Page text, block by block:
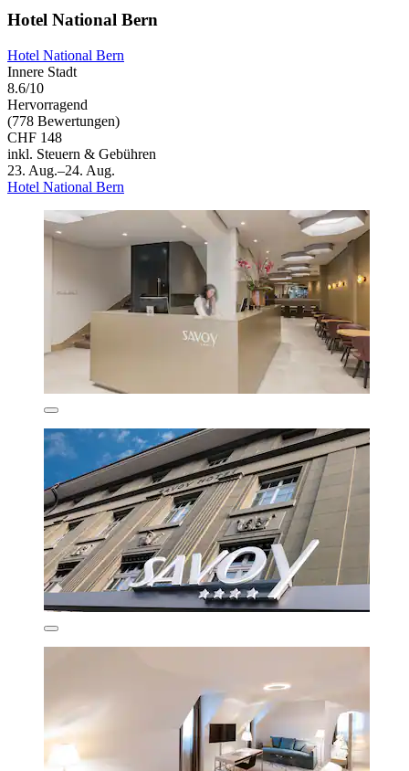
Hotel National Bern
Hotel National Bern
Innere Stadt
8.6/10
Hervorragend
(778 Bewertungen)
CHF 148
inkl. Steuern & Gebühren
23. Aug.–24. Aug.
Hotel National Bern